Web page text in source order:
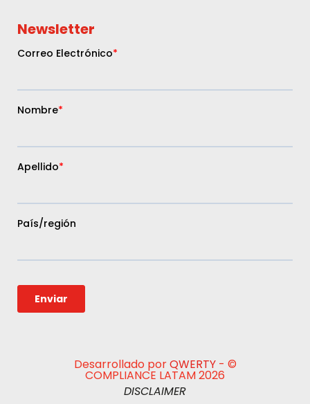
Newsletter
Desarrollado porQWERTY- ©
COMPLIANCE LATAM 2026
DISCLAIMER